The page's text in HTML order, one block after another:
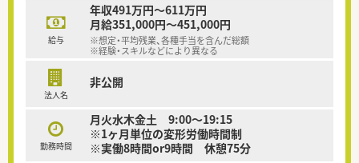
給与
年収491万円～611万円
月給351,000円～451,000円
※想定・平均残業、各種手当を含んだ総額
※経験・スキルなどにより異なる
法人名
非公開
勤務時間
月火水木金土 9:00～19:15
※1ヶ月単位の変形労働時間制
※実働8時間or9時間 休憩75分